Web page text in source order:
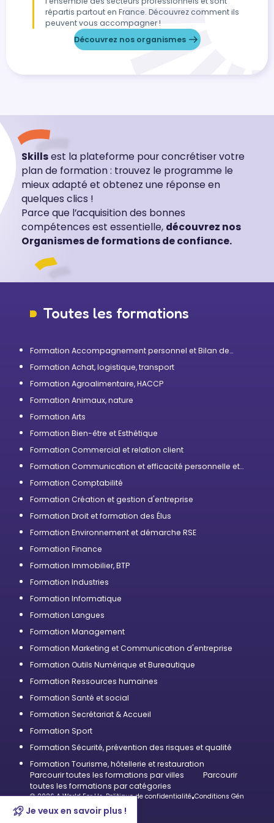
répartis partout en France. Découvrez comment ils
peuvent vous accompagner !
Découvrez nos organismes
Je veux en savoir plus !
Skillsest la plateforme pour concrétiser votre
plan de formation : trouvez le programme le
mieux adapté et obtenez une réponse en
quelques clics !
Parce que l’acquisition des bonnes
compétences est essentielle, découvrez nos
Organismes de formations de confiance.
Toutes les formations
Formation Accompagnement personnel et Bilan de
Formation Achat, logistique, transport
Formation Agroalimentaire, HACCP
Formation Animaux, nature
Formation Arts
Formation Bien-être et Esthétique
Formation Commercial et relation client
Formation Communication et efficacité personnelle et
Formation Comptabilité
Formation Création et gestion d'entreprise
Formation Droit et formation des Élus
Formation Environnement et démarche RSE
Formation Finance
Formation Immobilier, BTP
Formation Industries
Formation Informatique
Formation Langues
Formation Management
Formation Marketing et Communication d'entreprise
Formation Outils Numérique et Bureautique
Formation Ressources humaines
Formation Santé et social
Formation Secrétariat & Accueil
Formation Sport
Formation Sécurité, prévention des risques et qualité
Formation Tourisme, hôtellerie et restauration
Parcourir toutes les formations par villes
Parcourir
toutes les formations par catégories
© 2026 A World For Us•Politique de confidentialité•Conditions Générales